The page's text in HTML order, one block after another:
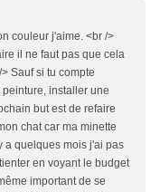
couleur j'aime. <br />
il ne faut pas que cela
Sauf si tu compte
installer une
but est de refaire
chat car ma minette
a quelques mois j'ai pas
en voyant le budget
important de se